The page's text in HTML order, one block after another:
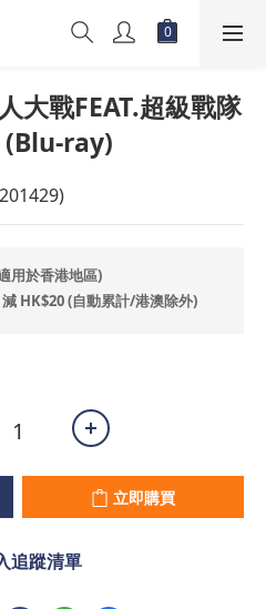
大戰FEAT.超級戰隊
(Blu-ray)
用於香港地區)
HK$20 (自動累計/港澳除外)
立即購買
追蹤清單